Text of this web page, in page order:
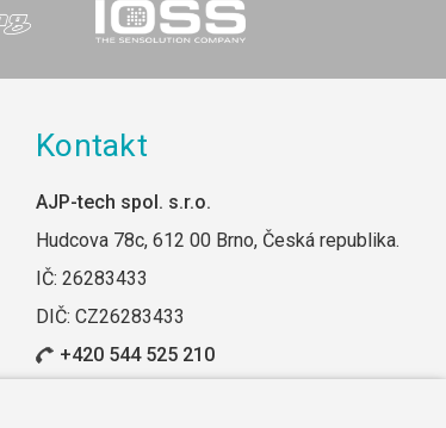
Kontakt
AJP-tech spol. s.r.o.
Hudcova 78c, 612 00 Brno, Česká republika.
IČ: 26283433
DIČ: CZ26283433
+420 544 525 210